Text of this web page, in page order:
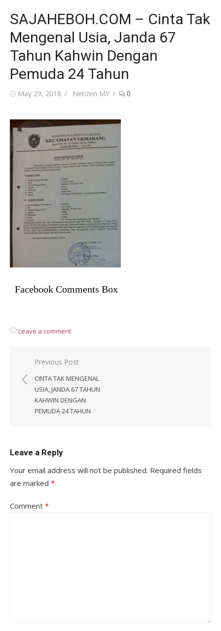
SAJAHEBOH.COM – Cinta Tak
Mengenal Usia, Janda 67
Tahun Kahwin Dengan
Pemuda 24 Tahun
Posted
May 29, 2018 Author
Netizen MY 0
Facebook Comments Box
Leave a comment
Post
navigation
Previous Post
CINTA TAK MENGENAL
USIA, JANDA 67 TAHUN
KAHWIN DENGAN
PEMUDA 24 TAHUN
Leave a Reply
Your email address will not be published. Required fields
are marked *
Comment *